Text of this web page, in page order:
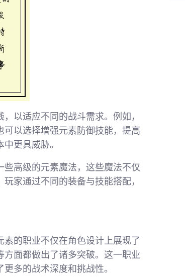
以适应不同的战斗需求。例如，
以选择增强元素防御技能，提高
更具威胁。
高级的元素魔法，这些魔法不仅
家通过不同的装备与技能搭配，
的职业不仅在角色设计上展现了
面都做出了诸多突破。这一职业
多的战术深度和挑战性。